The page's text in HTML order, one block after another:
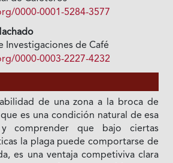
0000-0001-5284-3577
Investigaciones de Café
0000-0003-2227-4232
de una zona a la broca de
es una condición natural de esa
comprender que bajo ciertas
la plaga puede comportarse de
es una ventaja competiviva clara